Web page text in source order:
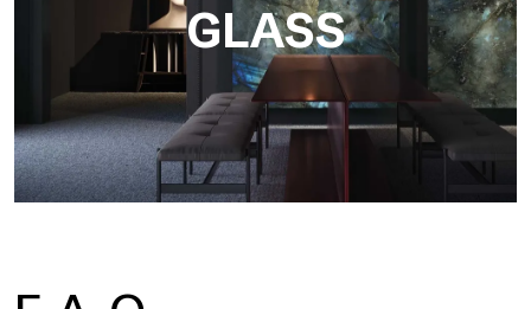
GLASS